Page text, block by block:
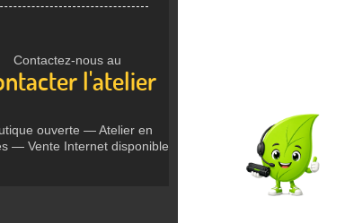
Contactez-nous au
l'atelier
ouverte — Atelier en
— Vente Internet disponible